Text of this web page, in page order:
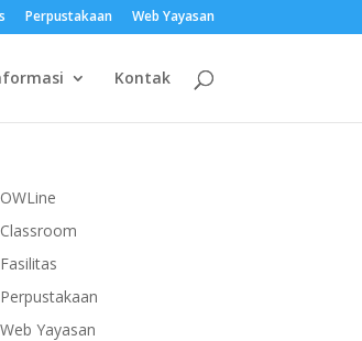
Perpustakaan Web Yayasan
Kontak
OWLine
Classroom
Fasilitas
Perpustakaan
Web Yayasan